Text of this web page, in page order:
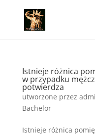
Istnieje różnica
w przypadku
potwierdza
utworzone przez
Bachelor
Istnieje różnica